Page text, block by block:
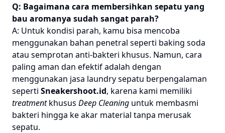
Q: Bagaimana cara membersihkan sepatu yang
bau aromanya sudah sangat parah?
A: Untuk kondisi parah, kamu bisa mencoba
menggunakan bahan penetral seperti baking soda
atau semprotan anti-bakteri khusus. Namun, cara
paling aman dan efektif adalah dengan
menggunakan jasa laundry sepatu berpengalaman
seperti Sneakershoot.id, karena kami memiliki
treatmentkhusus Deep Cleaning untuk membasmi
bakteri hingga ke akar material tanpa merusak
sepatu.